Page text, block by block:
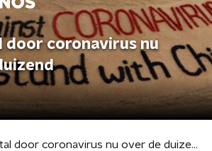
door coronavirus nu
Dodental door coronavirus nu over de duizend